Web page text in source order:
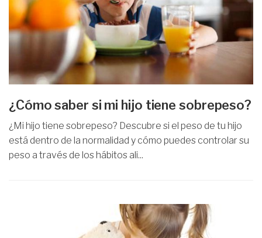
¿Cómo saber si mi hijo tiene sobrepeso?
¿Mi hijo tiene sobrepeso? Descubre si el peso de tu hijo
está dentro de la normalidad y cómo puedes controlar su
peso a través de los hábitos ali...